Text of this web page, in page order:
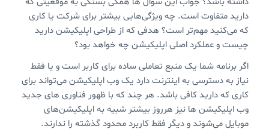
دارید متفاوت است. چه ویژگی‌هایی بیشتر برای شرکت یا کاری
که می‌کنید مهم‌تر است؟ هدفی که از طراحی اپلیکیشن دارید
چیست و عملکرد اصلی اپلیکیشن چه خواهد بود؟
اگر برنامه شما یک منبع تعاملی ساده برای کاربر است و یا فقط
نیاز به دسترسی به اینترنت دارد یک وب اپلیکیشن می‌تواند برای
کاری که دارید کافی باشد. هر چند که با ظهور فناوری های جدید
وب اپلیکیشن ها نیز هرروز بیشتر شبیه به اپلیکیشن‌های
موبایل می‌شوند و دیگر فقط کاربرد محدود گذشته را ندارند.